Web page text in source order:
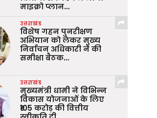
माइक्रो प्लान…
उत्तराखंड
विशेष गहन पुनरीक्षण
अभियान को लेकर मुख्य
निर्वाचन अधिकारी ने की
समीक्षा बैठक…
उत्तराखंड
मुख्यमंत्री धामी ने विभिन्न
विकास योजनाओं के लिए
₹105 करोड़ की वित्तीय